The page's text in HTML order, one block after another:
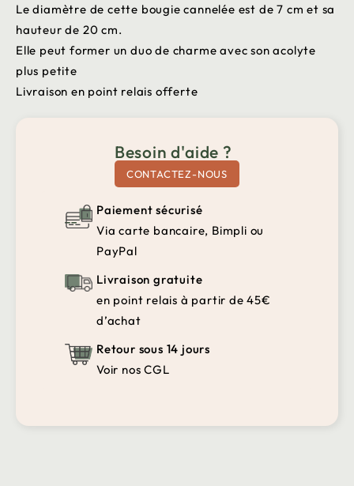
Le diamètre de cette bougie cannelée est de 7 cm et sa
hauteur de 20 cm.
Elle peut former un duo de charme avec son acolyte
plus petite
Livraison en point relais offerte
Besoin d'aide ?
CONTACTEZ-NOUS
Paiement sécurisé
Via carte bancaire, Bimpli ou
PayPal
Livraison gratuite
en point relais à partir de 45€
d’achat
Retour sous 14 jours
Voir nos CGL